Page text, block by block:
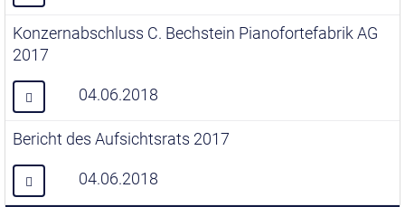
Konzernabschluss C. Bechstein Pianofortefabrik AG
2017
04.06.2018
Bericht des Aufsichtsrats 2017
04.06.2018